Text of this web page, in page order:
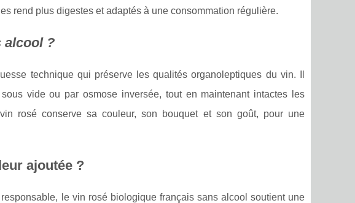
rend plus digestes et adaptés à une consommation régulière.
alcool ?
technique qui préserve les qualités organoleptiques du vin. Il
vide ou par osmose inversée, tout en maintenant intactes les
rosé conserve sa couleur, son bouquet et son goût, pour une
ajoutée ?
le vin rosé biologique français sans alcool soutient une